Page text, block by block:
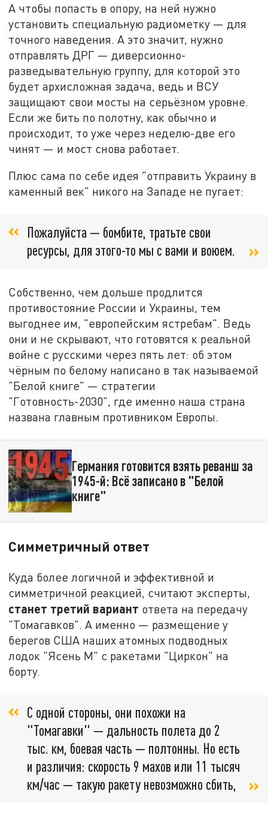
А чтобы попасть в опору, на ней нужно
установить специальную радиометку — для
точного наведения. А это значит, нужно
отправлять ДРГ — диверсионно-
разведывательную группу, для которой это
будет архисложная задача, ведь и ВСУ
защищают свои мосты на серьёзном уровне.
Если же бить по полотну, как обычно и
происходит, то уже через неделю-две его
чинят — и мост снова работает.
Плюс сама по себе идея "отправить Украину в
каменный век" никого на Западе не пугает:
Пожалуйста — бомбите, тратьте свои
ресурсы, для этого-то мы с вами и воюем.
Собственно, чем дольше продлится
противостояние России и Украины, тем
выгоднее им, "европейским ястребам". Ведь
они и не скрывают, что готовятся к реальной
войне с русскими через пять лет: об этом
чёрным по белому написано в так называемой
"Белой книге" — стратегии
"Готовность-2030", где именно наша страна
названа главным противником Европы.
Германия готовится взять реванш за
1945-й: Всё записано в "Белой
книге"
Симметричный ответ
Куда более логичной и эффективной и
симметричной реакцией, считают эксперты,
станет третий вариант ответа на передачу
"Томагавков". А именно — размещение у
берегов США наших атомных подводных
лодок "Ясень М" с ракетами "Циркон" на
борту.
С одной стороны, они похожи на
"Томагавки" — дальность полета до 2
тыс. км, боевая часть — полтонны. Но есть
и различия: скорость 9 махов или 11 тысяч
км/час — такую ракету невозможно сбить,